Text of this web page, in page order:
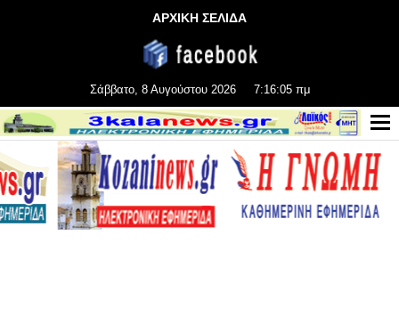
ΑΡΧΙΚΗ ΣΕΛΙΔΑ
Σάββατο, 8 Αυγούστου 2026 7:16:07 πμ